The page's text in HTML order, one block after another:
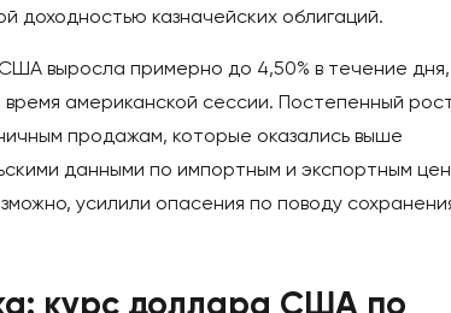
доходностью казначейских облигаций.
выросла примерно до 4,50% в течение дня,
американской сессии. Постепенный
продажам, которые оказались выше
данными по импортным и экспортным
усилили опасения по поводу
курс доллара США по